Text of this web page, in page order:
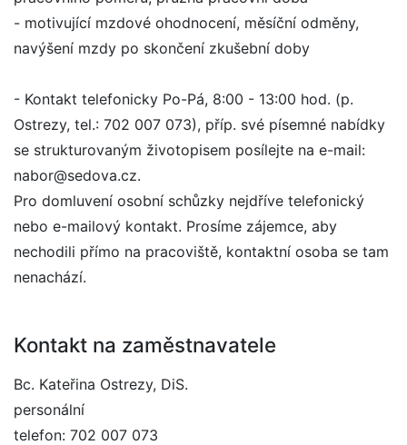
- motivující mzdové ohodnocení, měsíční odměny,
navýšení mzdy po skončení zkušební doby
- Kontakt telefonicky Po-Pá, 8:00 - 13:00 hod. (p.
Ostrezy, tel.: 702 007 073), příp. své písemné nabídky
se strukturovaným životopisem posílejte na e-mail:
nabor@sedova.cz.
Pro domluvení osobní schůzky nejdříve telefonický
nebo e-mailový kontakt. Prosíme zájemce, aby
nechodili přímo na pracoviště, kontaktní osoba se tam
nenachází.
Kontakt na zaměstnavatele
Bc. Kateřina Ostrezy, DiS.
personální
telefon: 702 007 073